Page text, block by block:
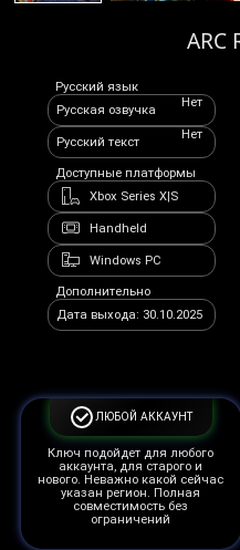
ARC
Русский язык
Русская озвучка
Нет
Русский текст
Нет
Доступные платформы
Xbox Series X|S
Handheld
Windows PC
Дополнительно
Дата выхода: 30.10.2025
ЛЮБОЙ АККАУНТ
Ключ подойдет для любого
аккаунта, для старого и
нового. Неважно какой сейчас
указан регион. Полная
совместимость без
ограничений